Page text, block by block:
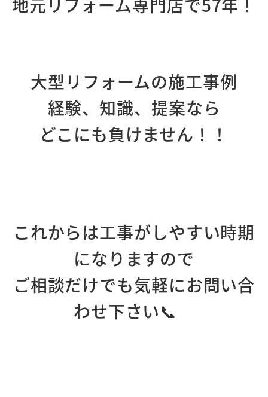
大型リフォームの施工事例
経験、知識、提案なら
どこにも負けません！！
これからは工事がしやすい時期
になりますので
ご相談だけでも気軽にお問い合
わせ下さい📞